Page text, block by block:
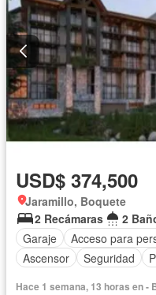
USD$ 374,500
Jaramillo, Boquete
2 Recámaras
2
Garaje
Acceso para
Ascensor
Seguridad
Hace 1 semana, 13 horas en -